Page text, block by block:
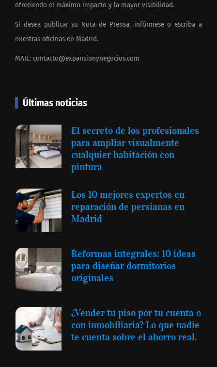
ofreciendo el máximo impacto y la mayor visibilidad.
Si desea publicar su Nota de Prensa, infórmese o escriba a
nuestras oficinas en Madrid.
MAIL: contacto@expansionynegocios.com
Últimas noticias
El secreto de los profesionales
para ampliar visualmente
cualquier habitación con
pintura
Los 10 mejores expertos en
reparación de persianas en
Madrid
Reformas integrales: 10 ideas
para diseñar dormitorios
originales
¿Vender tu piso por tu cuenta o
con inmobiliaria? Lo que nadie
te cuenta sobre el ahorro real.